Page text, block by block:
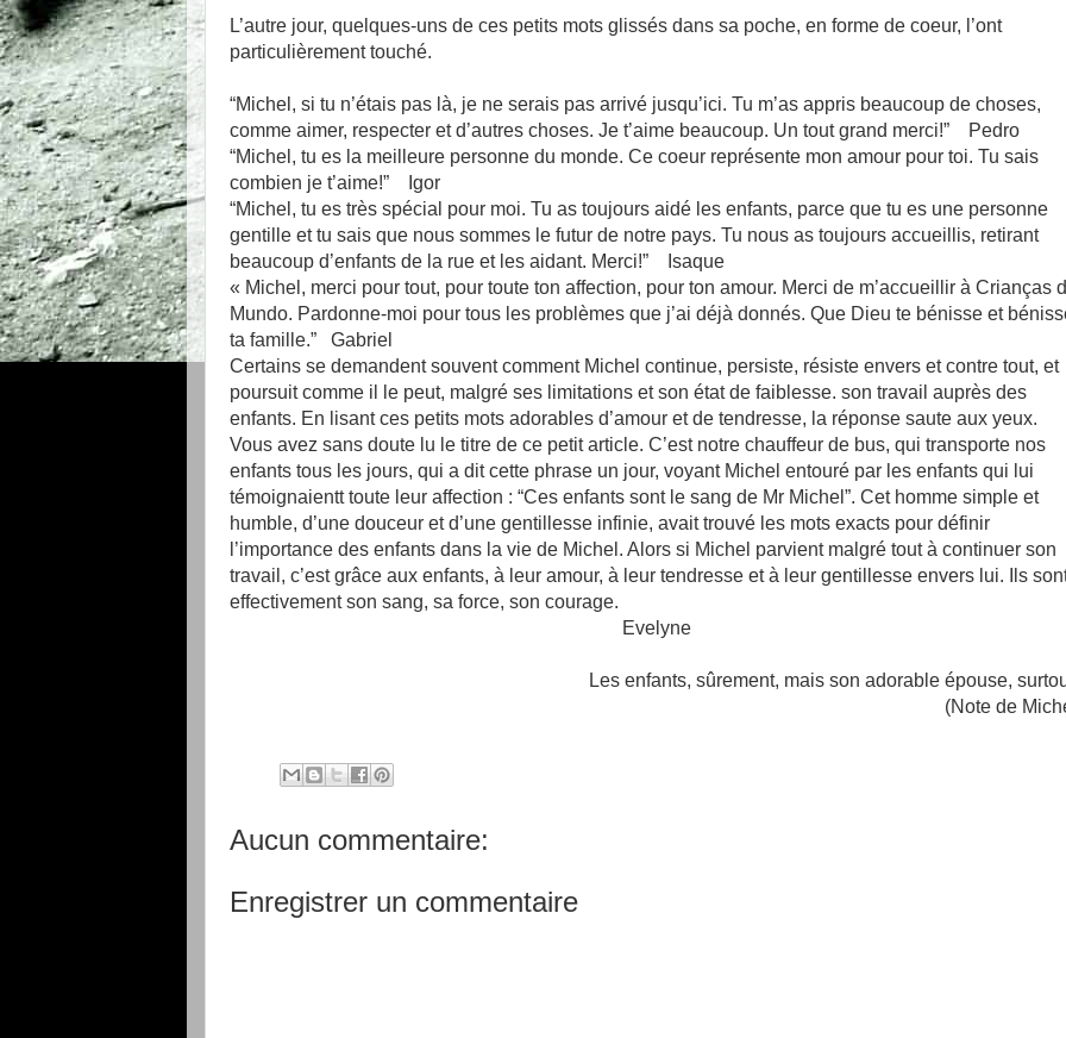
L’autre jour, quelques-uns de ces petits mots glissés dans sa poche, en forme de coeur, l’ont
particulièrement touché.
“Michel, si tu n’étais pas là, je ne serais pas arrivé jusqu’ici. Tu m’as appris beaucoup de choses,
comme aimer, respecter et d’autres choses. Je t’aime beaucoup. Un tout grand merci!” Pedro
“Michel, tu es la meilleure personne du monde. Ce coeur représente mon amour pour toi. Tu sais
combien je t’aime!” Igor
“Michel, tu es très spécial pour moi. Tu as toujours aidé les enfants, parce que tu es une personne
gentille et tu sais que nous sommes le futur de notre pays. Tu nous as toujours accueillis, retirant
beaucoup d’enfants de la rue et les aidant. Merci!” Isaque
« Michel, merci pour tout, pour toute ton affection, pour ton amour. Merci de m’accueillir à Crianças
Mundo. Pardonne-moi pour tous les problèmes que j’ai déjà donnés. Que Dieu te bénisse et
ta famille.” Gabriel
Certains se demandent souvent comment Michel continue, persiste, résiste envers et contre tout, et
poursuit comme il le peut, malgré ses limitations et son état de faiblesse. son travail auprès des
enfants. En lisant ces petits mots adorables d’amour et de tendresse, la réponse saute aux yeux.
Vous avez sans doute lu le titre de ce petit article. C’est notre chauffeur de bus, qui transporte nos
enfants tous les jours, qui a dit cette phrase un jour, voyant Michel entouré par les enfants qui lui
témoignaientt toute leur affection : “Ces enfants sont le sang de Mr Michel”. Cet homme simple et
humble, d’une douceur et d’une gentillesse infinie, avait trouvé les mots exacts pour définir
l’importance des enfants dans la vie de Michel. Alors si Michel parvient malgré tout à continuer son
travail, c’est grâce aux enfants, à leur amour, à leur tendresse et à leur gentillesse envers lui. Ils
effectivement son sang, sa force, son courage.
Evelyne
Les enfants, sûrement, mais son adorable épouse,
(Note de
Aucun commentaire:
Enregistrer un commentaire